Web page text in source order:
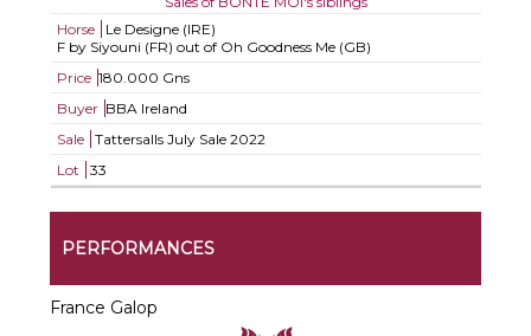
Horse
Le Designe (IRE)
F by Siyouni (FR) out of Oh Goodness Me (GB)
Price 180.000 Gns
Buyer BBA Ireland
Sale
Tattersalls July Sale 2022
Lot
33
PERFORMANCES
France Galop